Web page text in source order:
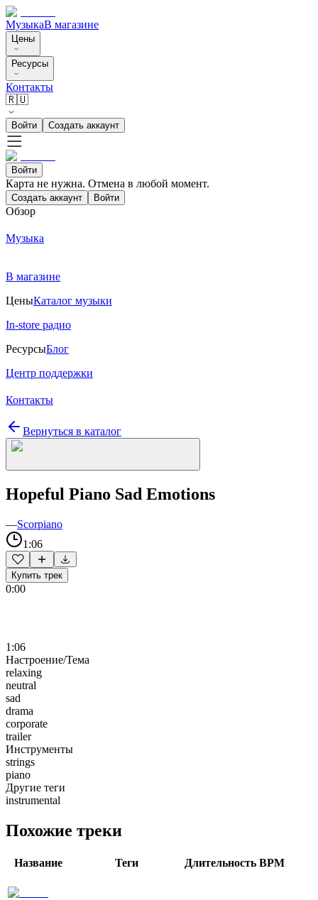
МузыкаВ магазине
Цены
Ресурсы
Контакты
🇷🇺
Войти Создать аккаунт
Войти
Карта не нужна. Отмена в любой момент.
Создать аккаунт Войти
Обзор
Музыка
В магазине
ЦеныКаталог музыки
In-store радио
РесурсыБлог
Центр поддержки
Контакты
Вернуться в каталог
Hopeful Piano Sad Emotions
—Scorpiano
1:06
Купить трек
0:00
1:06
Настроение/Тема
relaxing
neutral
sad
drama
corporate
trailer
Инструменты
strings
piano
Другие теги
instrumental
Похожие треки
Название Теги Длительность BPM